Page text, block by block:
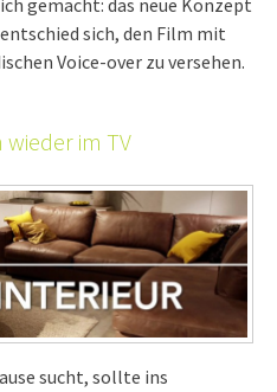
sich, den Film mit
Voice-over zu versehen.
im TV
sucht, sollte ins